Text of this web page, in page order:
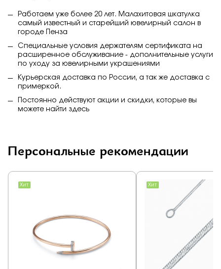
Работаем уже более 20 лет. Малахитовая шкатулка
самый известный и старейший ювелирный салон в
городе Пенза
Специальные условия держателям сертификата на
расширенное обслуживание - дополнительные услуги
по уходу за ювелирными украшениями
Курьерская доставка по России, а так же доставка с
примеркой.
Постоянно действуют акции и скидки, которые вы
можете найти здесь
Персональные рекомендации